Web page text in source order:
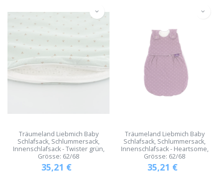
Träumeland Liebmich Baby
Schlafsack, Schlummersack,
Innenschlafsack - Twister grün,
Grösse: 62/68
35,21 €
Träumeland Liebmich Baby
Schlafsack, Schlummersack,
Innenschlafsack - Heartsome,
Grösse: 62/68
35,21 €